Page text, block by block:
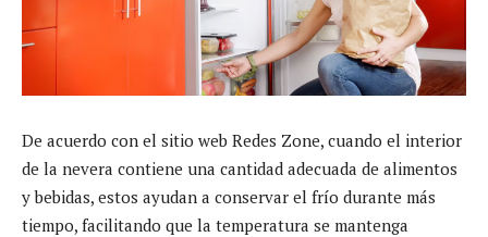
De acuerdo con el sitio web Redes Zone, cuando el interior
de la nevera contiene una cantidad adecuada de alimentos
y bebidas, estos ayudan a conservar el frío durante más
tiempo, facilitando que la temperatura se mantenga